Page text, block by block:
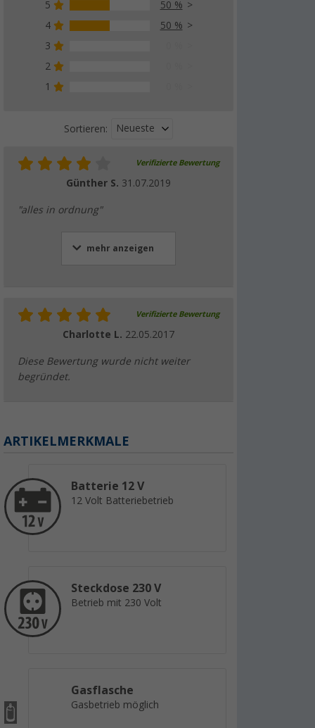
5
50 %
4
50 %
3
2
1
Sortieren: Neueste
Verifizierte Bewertung
Günther S. 31.07.2019
"alles in ordnung"
mehr anzeigen
Verifizierte Bewertung
Charlotte L. 22.05.2017
Diese Bewertung wurde nicht weiter
begründet.
ARTIKELMERKMALE
Batterie 12 V
12 Volt Batteriebetrieb
Steckdose 230 V
Betrieb mit 230 Volt
Gasflasche
Gasbetrieb möglich